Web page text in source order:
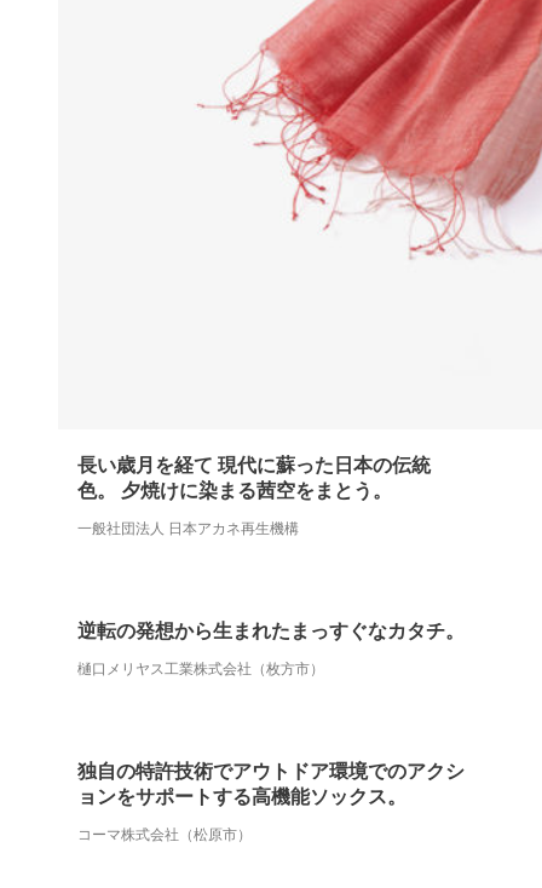
長い歳月を経て 現代に蘇った日本の伝統
色。 夕焼けに染まる茜空をまとう。
一般社団法人 日本アカネ再生機構
逆転の発想から生まれたまっすぐなカタチ。
樋口メリヤス工業株式会社（枚方市）
独自の特許技術でアウトドア環境でのアクシ
ョンをサポートする高機能ソックス。
コーマ株式会社（松原市）